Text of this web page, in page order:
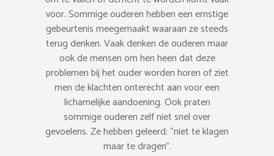
voor. Sommige ouderen hebben een ernstige
gebeurtenis meegemaakt waaraan ze steeds
terug denken. Vaak denken de ouderen maar
ook de mensen om hen heen dat deze
problemen bij het ouder worden horen of ziet
men de klachten onterecht aan voor een
lichamelijke aandoening. Ook praten
sommige ouderen zelf niet snel over
gevoelens. Ze hebben geleerd: “niet te klagen
maar te dragen”.